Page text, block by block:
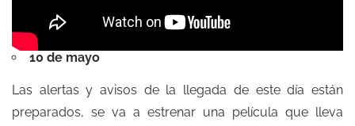
10 de mayo
Las alertas y avisos de la llegada de este día están
preparados, se va a estrenar una película que lleva